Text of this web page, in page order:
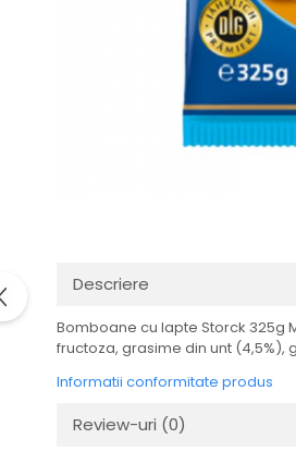
Descriere
Bomboane cu lapte Storck 325g
fructoza, grasime din unt
Informatii conformitate produs
Review-uri (0)